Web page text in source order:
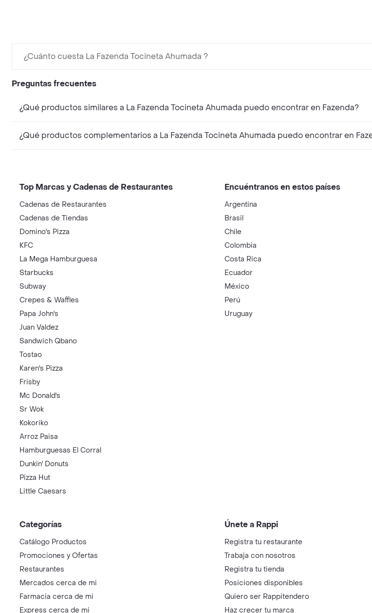
¿Cuánto cuesta La Fazenda Tocineta Ahumada ?
Preguntas frecuentes
¿Qué productos similares a La Fazenda Tocineta Ahumada puedo encontrar en Fazenda?
¿Qué productos complementarios a La Fazenda Tocineta Ahumada puedo
Top Marcas y Cadenas de Restaurantes
Cadenas de Restaurantes
Cadenas de Tiendas
Domino's Pizza
KFC
La Mega Hamburguesa
Starbucks
Subway
Crepes & Waffles
Papa John's
Juan Valdez
Sandwich Qbano
Tostao
Karen's Pizza
Frisby
Mc Donald's
Sr Wok
Kokoriko
Arroz Paisa
Hamburguesas El Corral
Dunkin' Donuts
Pizza Hut
Little Caesars
Encuéntranos en estos países
Argentina
Brasil
Chile
Colombia
Costa Rica
Ecuador
México
Perú
Uruguay
Categorías
Catálogo Productos
Promociones y Ofertas
Restaurantes
Mercados cerca de mi
Farmacia cerca de mi
Express cerca de mi
Únete a Rappi
Registra tu restaurante
Trabaja con nosotros
Registra tu tienda
Posiciones disponibles
Quiero ser Rappitendero
Haz crecer tu marca